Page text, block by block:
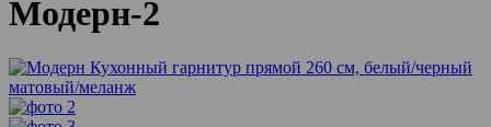
Модерн-2